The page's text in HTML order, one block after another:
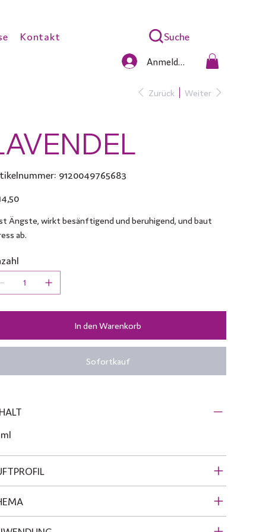
Kontakt Suche
Anmelden
Zurück Weiter
9120049765683
9120049765683
Ängste, wirkt besänftigend und beruhigend, und baut
ab.
In den Warenkorb
Sofortkauf